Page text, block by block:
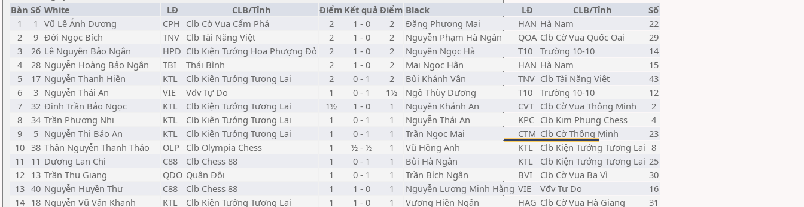
Bàn Số White LĐ CLB/Tỉnh Điểm Kết quả Điểm Black LĐ CLB/Tỉnh
Số
1
1 Vũ Lê Ánh Dương CPH Clb Cờ Vua Cẩm Phả 2 1 - 0 2 Đặng Phương Mai HAN Hà Nam
22
2
9 Đới Ngọc Bích TNV Clb Tài Năng Việt 2 1 - 0 2 Nguyễn Phạm Hà Ngân QOA Clb Cờ Vua Quốc Oai
29
3
26 Lê Nguyễn Bảo Ngân HPD Clb Kiện Tướng Hoa Phượng Đỏ 2 1 - 0 2 Nguyễn Ngọc Hà T10 Trường 10-10
14
4
28 Nguyễn Hoàng Bảo Ngân TBI Thái Bình 2 1 - 0 2 Mai Ngọc Hân HAN Hà Nam
15
5
17 Nguyễn Thanh Hiền KTL Clb Kiện Tướng Tương Lai 2 0 - 1 2 Bùi Khánh Vân TNV Clb Tài Năng Việt
43
6
3 Nguyễn Thái An VIE Vđv Tự Do 1 0 - 1 1½ Ngô Thùy Dương T10 Trường 10-10
12
7
32 Đinh Trần Bảo Ngọc KTL Clb Kiện Tướng Tương Lai 1½ 1 - 0 1 Nguyễn Khánh An CVT Clb Cờ Vua Thông Minh
2
8
34 Trần Phương Nhi KTL Clb Kiện Tướng Tương Lai 1 0 - 1 1 Nguyễn Thái An KPC Clb Kim Phụng Chess
4
9
5 Nguyễn Thị Bảo An KTL Clb Kiện Tướng Tương Lai 1 0 - 1 1 Trần Ngọc Mai CTM Clb Cờ Thông Minh
23
10 38 Thân Nguyễn Thanh Thảo OLP Clb Olympia Chess 1 ½ - ½ 1 Vũ Hồng Anh KTL Clb Kiện Tướng Tương Lai 8
11
11 Dương Lan Chi C88 Clb Chess 88 1 0 - 1 1 Bùi Hà Ngân KTL Clb Kiện Tướng Tương Lai 25
12 13 Trần Thu Giang QDO Quân Đội 1 0 - 1 1 Trần Bích Ngân BVI Clb Cờ Vua Ba Vì
30
13 40 Nguyễn Huyền Thư C88 Clb Chess 88 1 1 - 0 1 Nguyễn Lương Minh Hằng VIE Vđv Tự Do
16
14 18 Nguyễn Vũ Vân Khanh KTL Clb Kiện Tướng Tương Lai 1 1 - 0 1 Vương Hiền Ngân HAG Clb Cờ Vua Hà Giang 31